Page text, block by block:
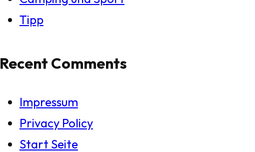
Tipp
Recent Comments
Impressum
Privacy Policy
Start Seite